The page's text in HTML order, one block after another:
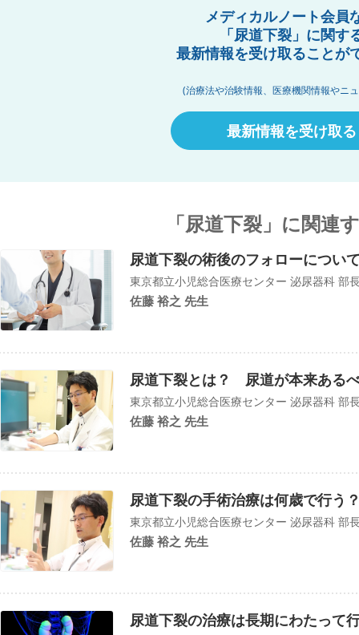
メディカルノート会員
「尿道下裂」に関す
最新情報を受け取ることが
(治療法や治験情報、医療機関情報やニ
最新情報を受け取る
「尿道下裂」に関連
尿道下裂の術後のフォローについ
東京都立小児総合医療センター 泌尿器科 部
佐藤 裕之 先生
尿道下裂とは？ 尿道が本来ある
東京都立小児総合医療センター 泌尿器科 部
佐藤 裕之 先生
尿道下裂の手術治療は何歳で行う
東京都立小児総合医療センター 泌尿器科 部
佐藤 裕之 先生
尿道下裂の治療は長期にわたって